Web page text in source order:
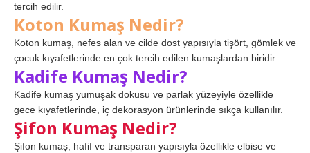
tercih edilir.
Koton Kumaş Nedir?
Koton kumaş, nefes alan ve cilde dost yapısıyla tişört, gömlek ve
çocuk kıyafetlerinde en çok tercih edilen kumaşlardan biridir.
Kadife Kumaş Nedir?
Kadife kumaş yumuşak dokusu ve parlak yüzeyiyle özellikle
gece kıyafetlerinde, iç dekorasyon ürünlerinde sıkça kullanılır.
Şifon Kumaş Nedir?
Şifon kumaş, hafif ve transparan yapısıyla özellikle elbise ve